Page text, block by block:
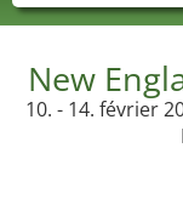
New
10. - 14. février
Foire noms